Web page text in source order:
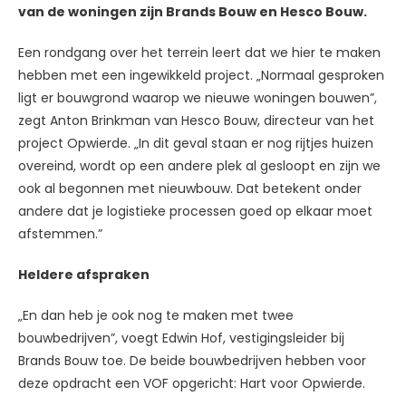
van de woningen zijn Brands Bouw en Hesco Bouw.
Een rondgang over het terrein leert dat we hier te maken
hebben met een ingewikkeld project. „Normaal gesproken
ligt er bouwgrond waarop we nieuwe woningen bouwen”,
zegt Anton Brinkman van Hesco Bouw, directeur van het
project Opwierde. „In dit geval staan er nog rijtjes huizen
overeind, wordt op een andere plek al gesloopt en zijn we
ook al begonnen met nieuwbouw. Dat betekent onder
andere dat je logistieke processen goed op elkaar moet
afstemmen.”
Heldere afspraken
„En dan heb je ook nog te maken met twee
bouwbedrijven”, voegt Edwin Hof, vestigingsleider bij
Brands Bouw toe. De beide bouwbedrijven hebben voor
deze opdracht een VOF opgericht: Hart voor Opwierde.